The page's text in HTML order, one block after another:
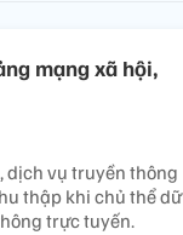
mạng xã hội,
dịch vụ truyền thông
thập khi chủ thể dữ
trực tuyến.